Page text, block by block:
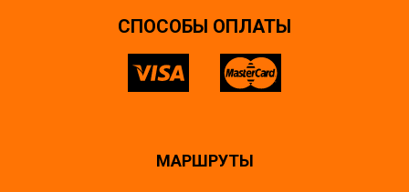
CПОСОБЫ ОПЛАТЫ
МАРШРУТЫ